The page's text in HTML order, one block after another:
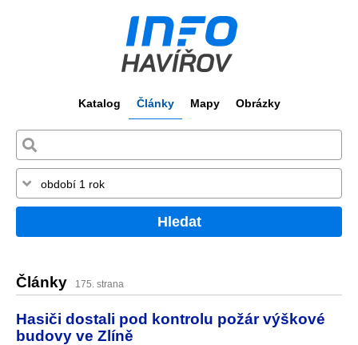
Katalog Články Mapy Obrázky
Hledat
Články 175. strana
Hasiči dostali pod kontrolu požár výškové
budovy ve Zlíně